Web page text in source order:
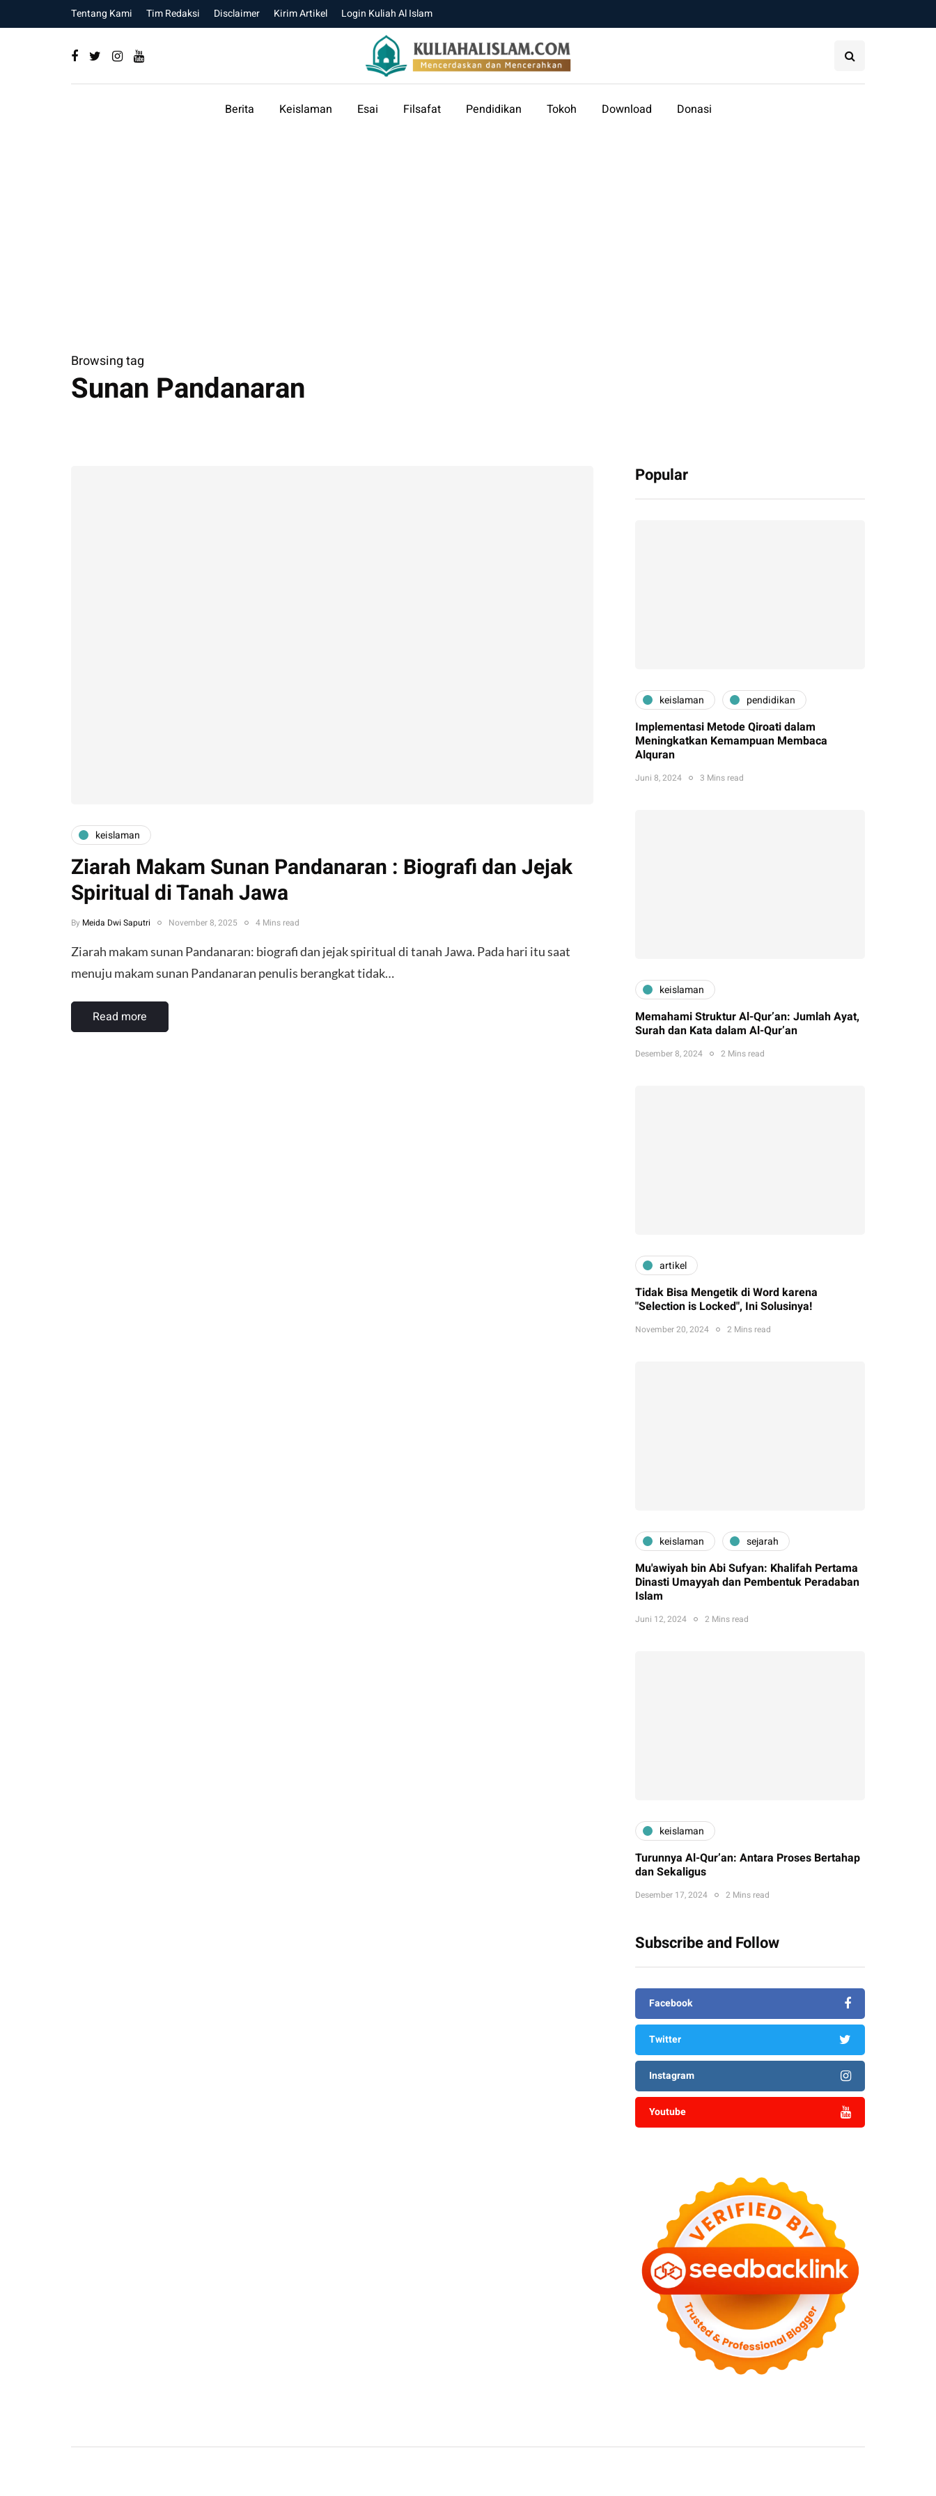
Tentang Kami Tim Redaksi Disclaimer Kirim Artikel Login Kuliah Al Islam
Berita Keislaman Esai Filsafat Pendidikan Tokoh Download Donasi
Browsing tag
Sunan Pandanaran
keislaman
Ziarah Makam Sunan Pandanaran : Biografi dan Jejak
Spiritual di Tanah Jawa
By Meida Dwi Saputri November 8, 2025 4 Mins read
Ziarah makam sunan Pandanaran: biografi dan jejak spiritual di tanah Jawa. Pada hari itu saat
menuju makam sunan Pandanaran penulis berangkat tidak…
Read more
Popular
keislaman pendidikan
Implementasi Metode Qiroati dalam
Meningkatkan Kemampuan Membaca
Alquran
Juni 8, 2024 3 Mins read
keislaman
Memahami Struktur Al-Qur’an: Jumlah Ayat,
Surah dan Kata dalam Al-Qur’an
Desember 8, 2024 2 Mins read
artikel
Tidak Bisa Mengetik di Word karena
"Selection is Locked", Ini Solusinya!
November 20, 2024 2 Mins read
keislaman sejarah
Mu'awiyah bin Abi Sufyan: Khalifah Pertama
Dinasti Umayyah dan Pembentuk Peradaban
Islam
Juni 12, 2024 2 Mins read
keislaman
Turunnya Al-Qur’an: Antara Proses Bertahap
dan Sekaligus
Desember 17, 2024 2 Mins read
Subscribe and Follow
Facebook
Twitter
Instagram
Youtube